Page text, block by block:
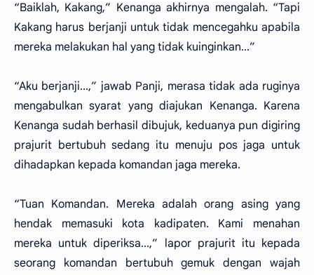
“Baiklah, Kakang,” Kenanga akhirnya mengalah. “Tapi
Kakang harus berjanji untuk tidak mencegahku apabila
mereka melakukan hal yang tidak kuinginkan...”
“Aku berjanji...,” jawab Panji, merasa tidak ada ruginya
mengabulkan syarat yang diajukan Kenanga. Karena
Kenanga sudah berhasil dibujuk, keduanya pun digiring
prajurit bertubuh sedang itu menuju pos jaga untuk
dihadapkan kepada komandan jaga mereka.
“Tuan Komandan. Mereka adalah orang asing yang
hendak memasuki kota kadipaten. Kami menahan
mereka untuk diperiksa...,” lapor prajurit itu kepada
seorang komandan bertubuh gemuk dengan wajah